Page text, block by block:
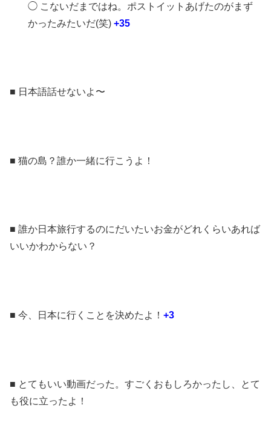
◯ こないだまではね。ポストイットあげたのがまず
かったみたいだ(笑) +35
■ 日本語話せないよ〜
■ 猫の島？誰か一緒に行こうよ！
■ 誰か日本旅行するのにだいたいお金がどれくらいあれば
いいかわからない？
■ 今、日本に行くことを決めたよ！ +3
■ とてもいい動画だった。すごくおもしろかったし、とて
も役に立ったよ！